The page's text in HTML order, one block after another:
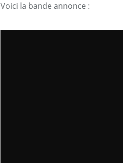
Voici la bande annonce :